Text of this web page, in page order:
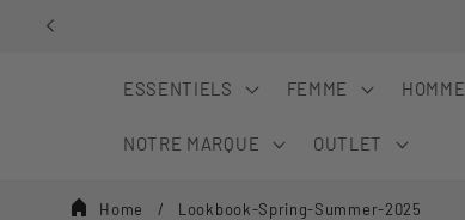
passer au
ESSENTIELS FEMME HOMME
NOTRE MARQUE OUTLET
Home Lookbook-Spring-Summer-2025